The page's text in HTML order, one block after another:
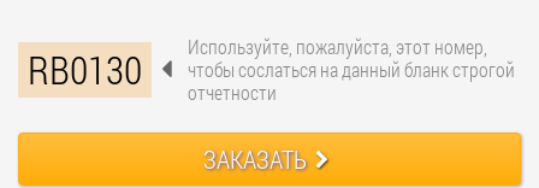
RB0130
Используйте, пожалуйста, этот номер,
чтобы сослаться на данный бланк строгой
отчетности
ЗАКАЗАТЬ